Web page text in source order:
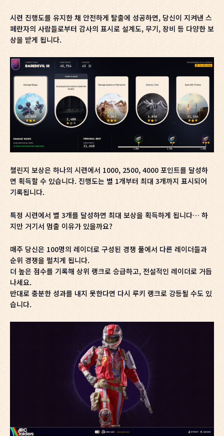
시련 진행도를 유지한 채 안전하게 탈출에 성공하면, 당신이 지켜낸 스
페란자의 사람들로부터 감사의 표시로 설계도, 무기, 장비 등 다양한 보
상을 받게 됩니다.
챌린지 보상은 하나의 시련에서 1000, 2500, 4000 포인트를 달성하
면 획득할 수 있습니다. 진행도는 별 1개부터 최대 3개까지 표시되어
기록됩니다.
특정 시련에서 별 3개를 달성하면 최대 보상을 획득하게 됩니다… 하
지만 거기서 멈출 이유가 있을까요?
매주 당신은 100명의 레이더로 구성된 경쟁 풀에서 다른 레이더들과
순위 경쟁을 펼치게 됩니다.
더 높은 점수를 기록해 상위 랭크로 승급하고, 전설적인 레이더로 거듭
나세요.
반대로 충분한 성과를 내지 못한다면 다시 루키 랭크로 강등될 수도 있
습니다.